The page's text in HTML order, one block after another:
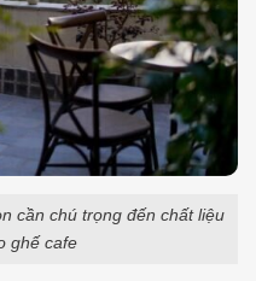
cần chú trọng đến chất liệu
ghế cafe